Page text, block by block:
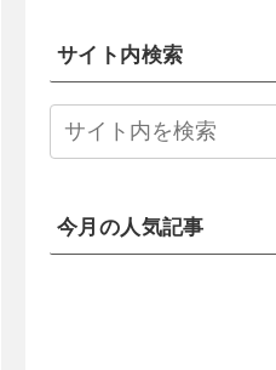
サイト内検索
今月の人気記事